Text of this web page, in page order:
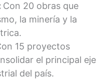
Con 20 obras que
la minería y la
15 proyectos
el principal eje
del país.